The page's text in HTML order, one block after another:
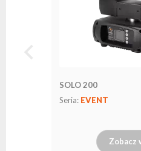
SOLO 200
Seria: EVENT
Zobacz